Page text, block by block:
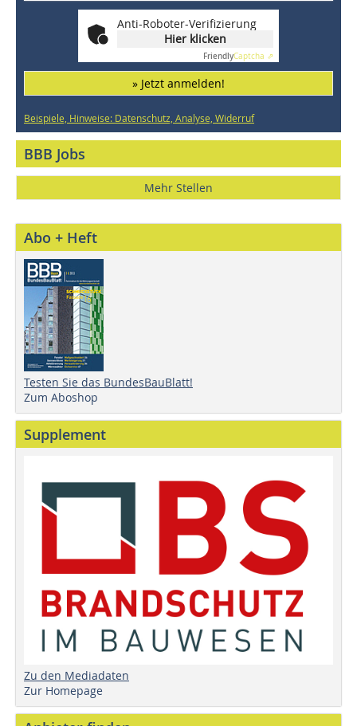
Anti-Roboter-Verifizierung
Hier klicken
FriendlyCaptcha ⇗
» Jetzt anmelden!
Beispiele, Hinweise: Datenschutz, Analyse, Widerruf
BBB Jobs
Mehr Stellen
Abo + Heft
Testen Sie das BundesBauBlatt!
Zum Aboshop
Supplement
Zu den Mediadaten
Zur Homepage